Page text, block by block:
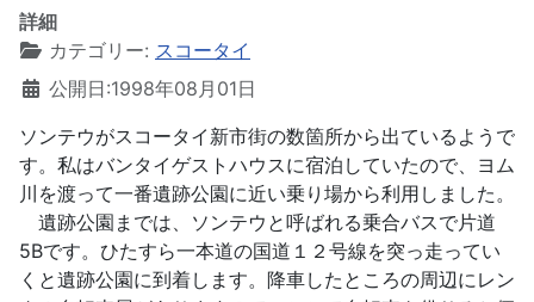
詳細
カテゴリー: スコータイ
公開日:1998年08月01日
ソンテウがスコータイ新市街の数箇所から出ているようで
す。私はバンタイゲストハウスに宿泊していたので、ヨム
川を渡って一番遺跡公園に近い乗り場から利用しました。
遺跡公園までは、ソンテウと呼ばれる乗合バスで片道
5Bです。ひたすら一本道の国道１２号線を突っ走ってい
くと遺跡公園に到着します。降車したところの周辺にレン